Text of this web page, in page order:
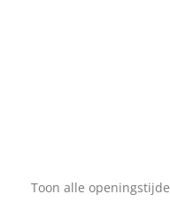
Toon alle